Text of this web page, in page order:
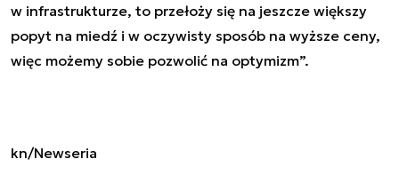
w infrastrukturze, to przełoży się na jeszcze większy
popyt na miedź i w oczywisty sposób na wyższe ceny,
więc możemy sobie pozwolić na optymizm”.
kn/Newseria